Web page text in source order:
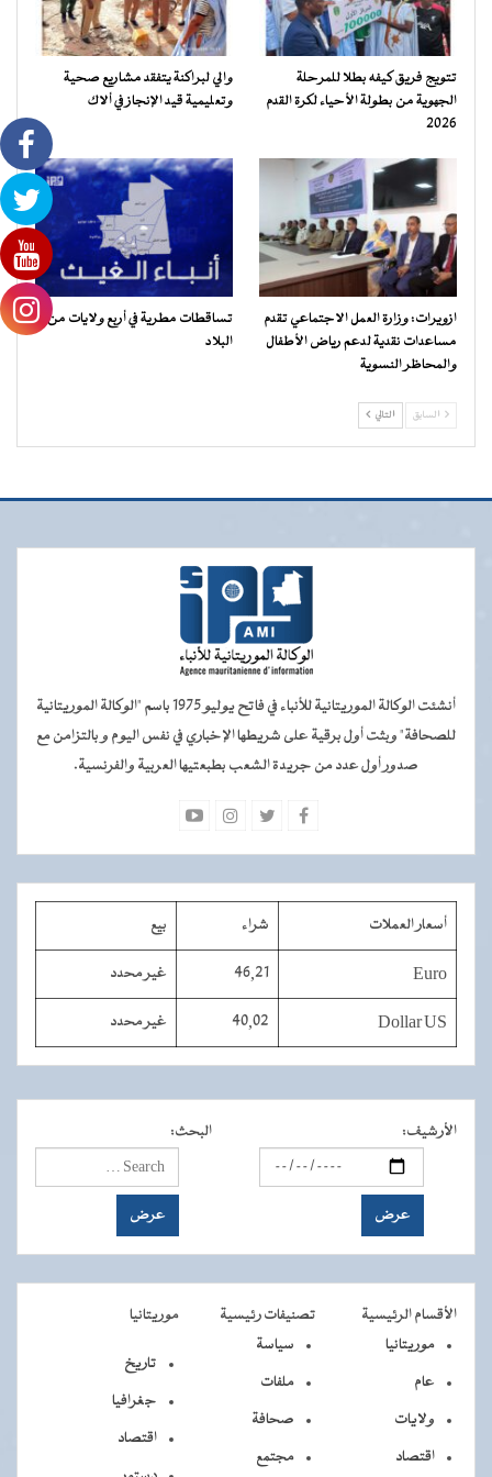
تتويج فريق كيفه بطلا للمرحلة
الجهوية من بطولة الأحياء لكرة القدم
2026
والي لبراكنة يتفقد مشاريع صحية
وتعليمية قيد الإنجاز في ألاك
ازويرات: وزارة العمل الاجتماعي تقدم
مساعدات نقدية لدعم رياض الأطفال
والمحاظر النسوية
تساقطات مطرية في أربع ولايات من
البلاد
السابق التالي
أنشئت الوكالة الموريتانية للأنباء في فاتح يوليو 1975 باسم "الوكالة الموريتانية
للصحافة" وبثت أول برقية على شريطها الإخباري في نفس اليوم و بالتزامن مع
صدور أول عدد من جريدة الشعب بطبعتيها العربية والفرنسية.
أسعار العملات شراء بيع
Euro
46,21 غير محدد
Dollar US
40,02 غير محدد
الأرشيف: البحث:
الأقسام الرئيسية تصنيفات رئيسية
موريتانيا
موريتانيا
عام
ولايات
اقتصاد
سياسة
ملفات
صحافة
مجتمع
تاريخ
جغرافيا
اقتصاد